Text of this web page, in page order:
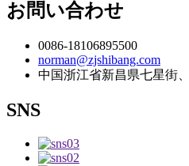
お問い合わせ
0086-18106895500
norman@zjshibang.com
中国浙江省新昌県七星街、
SNS